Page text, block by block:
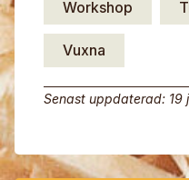
Workshop
Vuxna
Senast uppdaterad: 19